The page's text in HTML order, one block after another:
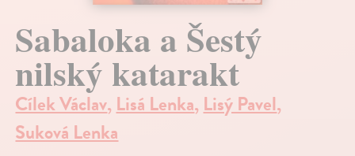
Sabaloka a Šestý
nilský katarakt
Cílek Václav, Lisá Lenka, Lisý Pavel,
Suková Lenka